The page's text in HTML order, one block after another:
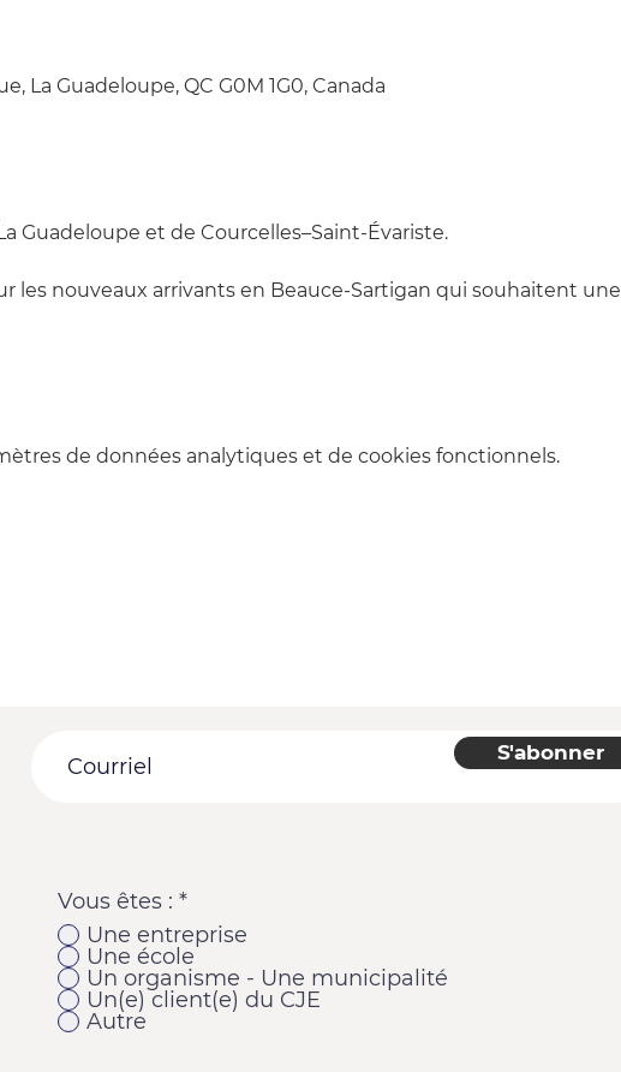
La Guadeloupe, QC G0M 1G0, Canada
Guadeloupe et de Courcelles–Saint-Évariste.
les nouveaux arrivants en Beauce-Sartigan qui souhaitent une
de données analytiques et de cookies fonctionnels.
S'abonner
Vous êtes : *
Une entreprise
Une école
Un organisme - Une municipalité
Un(e) client(e) du CJE
Autre